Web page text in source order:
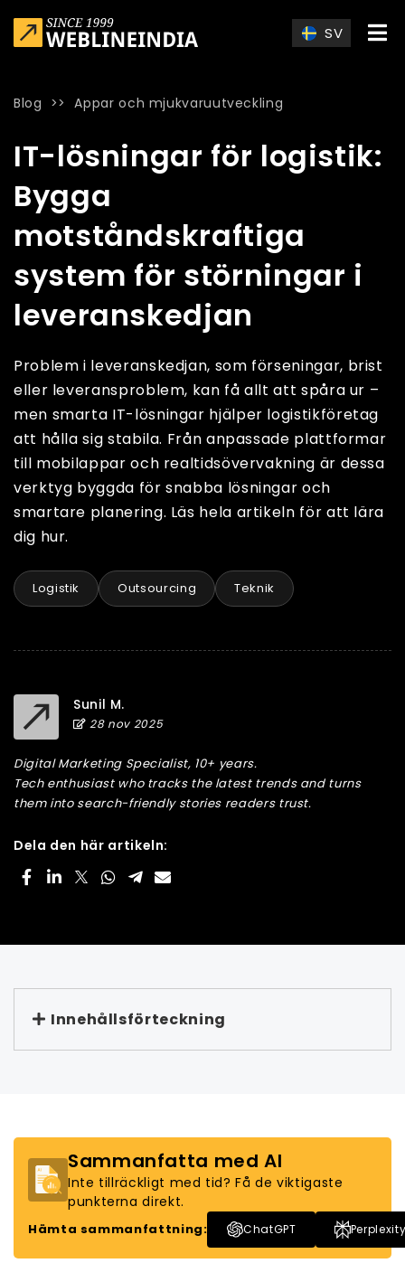
SV
Blog >>Appar och mjukvaruutveckling
IT-lösningar för logistik:
Bygga
motståndskraftiga
system för störningar i
leveranskedjan
Problem i leveranskedjan, som förseningar, brist
eller leveransproblem, kan få allt att spåra ur –
men smarta IT-lösningar hjälper logistikföretag
att hålla sig stabila. Från anpassade plattformar
till mobilappar och realtidsövervakning är dessa
verktyg byggda för snabba lösningar och
smartare planering. Läs hela artikeln för att lära
dig hur.
Logistik Outsourcing Teknik
Sunil M.
28 nov 2025
Digital Marketing Specialist, 10+ years.
Tech enthusiast who tracks the latest trends and turns
them into search-friendly stories readers trust.
Dela den här artikeln:
Innehållsförteckning
Sammanfatta med AI
Inte tillräckligt med tid? Få de viktigaste
punkterna direkt.
Hämta sammanfattning: ChatGPT